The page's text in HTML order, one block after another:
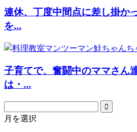
連休、丁度中間点に差し掛か
を...
子育てで、奮闘中のママさん
は・...
月を選択